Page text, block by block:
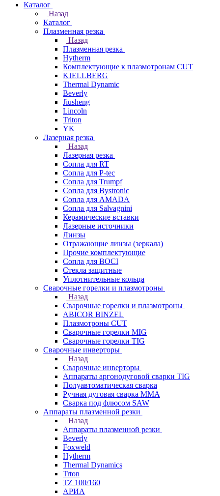
Каталог
Назад
Каталог
Плазменная резка
Назад
Плазменная резка
Hytherm
Комплектующие к плазмотронам CUT
KJELLBERG
Thermal Dynamic
Beverly
Jiusheng
Lincoln
Triton
YK
Лазерная резка
Назад
Лазерная резка
Сопла для RT
Сопла для P-tec
Сопла для Trumpf
Сопла для Bystronic
Сопла для AMADA
Сопла для Salvagnini
Керамические вставки
Лазерные источники
Линзы
Отражающие линзы (зеркала)
Прочие комплектующие
Сопла для BOCI
Стекла защитные
Уплотнительные кольца
Сварочные горелки и плазмотроны
Назад
Сварочные горелки и плазмотроны
ABICOR BINZEL
Плазмотроны CUT
Сварочные горелки MIG
Сварочные горелки TIG
Сварочные инверторы
Назад
Сварочные инверторы
Аппараты аргонодуговой сварки TIG
Полуавтоматическая сварка
Ручная дуговая сварка MMA
Сварка под флюсом SAW
Аппараты плазменной резки
Назад
Аппараты плазменной резки
Beverly
Foxweld
Hytherm
Thermal Dynamics
Trton
TZ 100/160
АРИА